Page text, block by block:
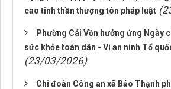
cao tinh thần thượng tôn pháp luật
Phường Cái Vồn hưởng ứng Ngày
sức khỏe toàn dân - Vì an ninh Tổ
(23/03/2026)
Chi đoàn Công an xã Bảo Thạnh